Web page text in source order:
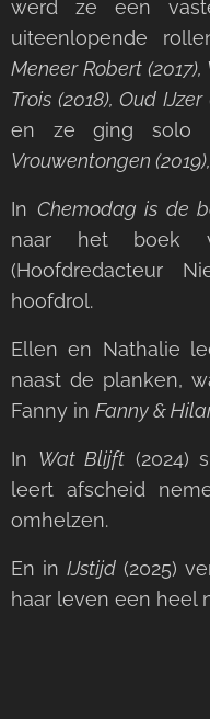
werd ze een
uiteenlopende
Meneer Robert
Trois (2018), Oud
en ze ging solo
Vrouwentongen
In Chemodag is de
naar het boek
(Hoofdredacteur
hoofdrol.
Ellen en Nathalie
naast de planken,
Fanny in Fanny &
In Wat Blijft (2024)
leert afscheid
omhelzen.
En inIJstijd (2025)
haar leven een heel